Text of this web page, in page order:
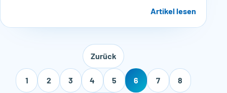
Artikel lesen
Zurück
1 2 3 4 5 6 7 8